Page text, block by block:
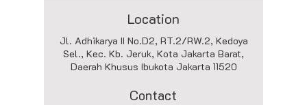
Location
Jl. Adhikarya II No.D2, RT.2/RW.2, Kedoya
Sel., Kec. Kb. Jeruk, Kota Jakarta Barat,
Daerah Khusus Ibukota Jakarta 11520
Contact